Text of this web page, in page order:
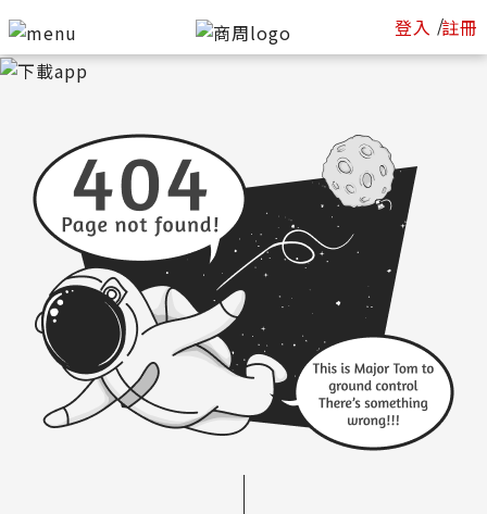
登入 /註冊